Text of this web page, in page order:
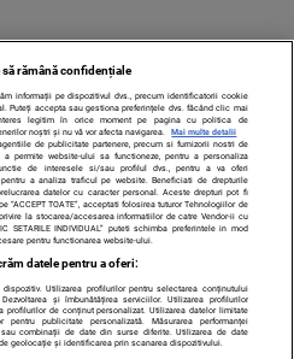
Termeni și condiții
să rămână confidențiale
informații pe dispozitivul dvs., precum identificatorii cookie
Puteți accepta sau gestiona preferințele dvs. făcând clic mai
legitim în orice moment pe pagina cu politica de
noștri și nu vă vor afecta navigarea.
Mai multe detalii
de publicitate partenere, precum si furnizorii nostri de
permite website-ului sa functioneze, pentru a personaliza
de interesele si/sau profilul dvs., pentru a va oferi
a analiza traficul pe website. Beneficiati de drepturile
datelor cu caracter personal. Aceste drepturi pot fi
“ACCEPT TOATE”, acceptati folosirea tuturor Tehnologiilor de
la stocarea/accesarea informatiilor de catre Vendor-ii cu
SETARILE INDIVIDUAL” puteti schimba preferintele in mod
pentru functionarea website-ului.
datele pentru a oferi:
Utilizarea profilurilor pentru selectarea conținutului
și îmbunătățirea serviciilor. Utilizarea profilurilor
profilurilor de conținut personalizat. Utilizarea datelor limitate
publicitate personalizată. Măsurarea performanței
combinații de date din surse diferite. Utilizarea de date
geolocație și identificarea prin scanarea dispozitivului.